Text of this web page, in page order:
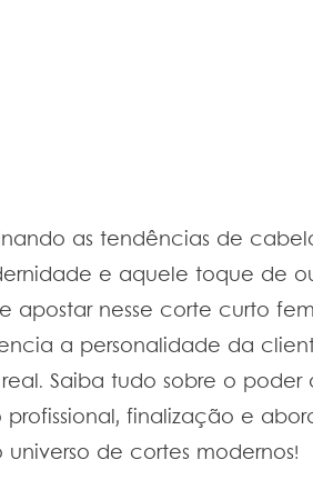
as tendências de
e aquele toque de
apostar nesse corte curto
a personalidade da
Saiba tudo sobre o poder
finalização e
de cortes modernos!